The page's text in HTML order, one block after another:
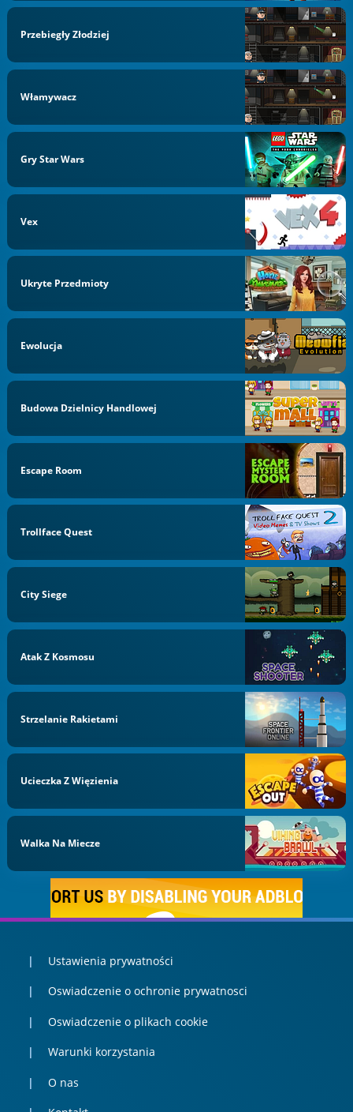
Przebiegły Złodziej
Włamywacz
Gry Star Wars
Vex
Ukryte Przedmioty
Ewolucja
Budowa Dzielnicy Handlowej
Escape Room
Trollface Quest
City Siege
Atak Z Kosmosu
Strzelanie Rakietami
Ucieczka Z Więzienia
Walka Na Miecze
Ustawienia prywatności
Oswiadczenie o ochronie prywatnosci
Oswiadczenie o plikach cookie
Warunki korzystania
O nas